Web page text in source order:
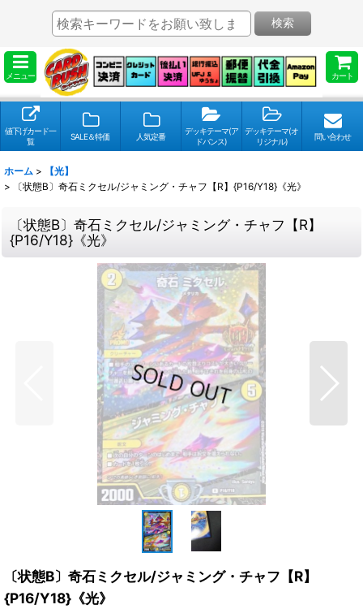
メニュー カート
検索
値下げカード一
覧
SALE＆特価 人気定番
デッキテーマ(ア
ドバンス)
デッキテーマ(オ
リジナル)
問い合わせ
ホーム >
【光】
>
〔状態B〕奇石ミクセル/ジャミング・チャフ【R】{P16/Y18}《光》
〔状態B〕奇石ミクセル/ジャミング・チャフ【R】
{P16/Y18}《光》
〔状態B〕奇石ミクセル/ジャミング・チャフ【R】
{P16/Y18}《光》